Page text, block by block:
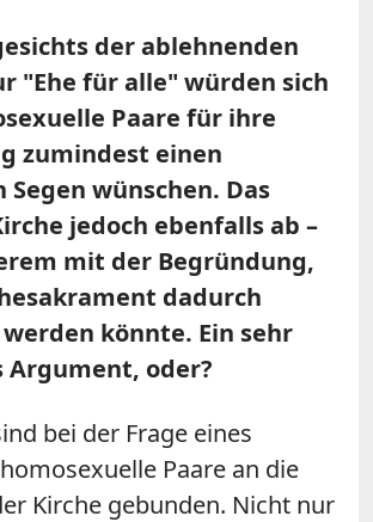
der ablehnenden
"Ehe für alle" würden sich
Paare für ihre
zumindest einen
wünschen. Das
jedoch ebenfalls ab –
mit der Begründung,
dadurch
könnte. Ein sehr
Argument, oder?
bei der Frage eines
Paare an die
Kirche gebunden. Nicht nur